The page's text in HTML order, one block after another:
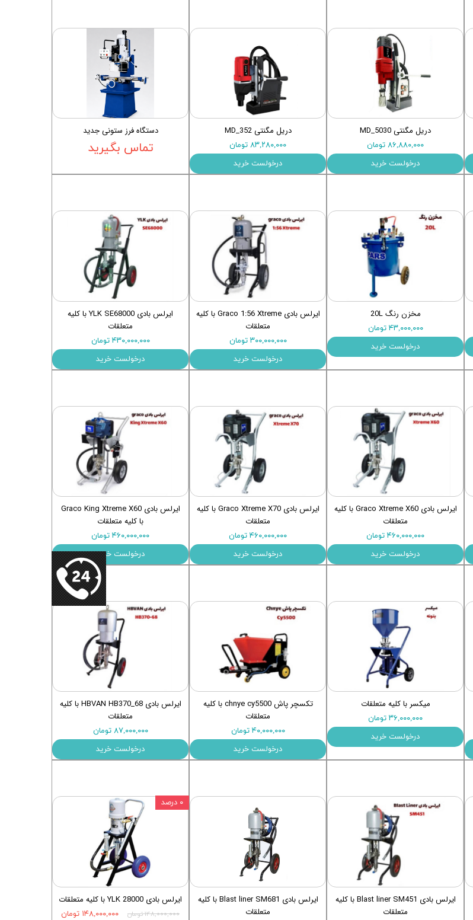
دریل مگنتی MD_5030
۸۶,۸۸۰,۰۰۰ تومان
درخولست خرید
دریل مگنتی MD_352
۸۳,۲۸۰,۰۰۰ تومان
درخولست خرید
دستگاه فرز ستونی جدید
تماس بگیرید
مخزن رنگ 20L
۴۳,۰۰۰,۰۰۰ تومان
درخولست خرید
ایرلس بادی Graco 1:56 Xtreme با کلیه
متعلقات
۳۰۰,۰۰۰,۰۰۰ تومان
درخولست خرید
ایرلس بادی YLK SE68000 با کلیه
متعلقات
۴۳۰,۰۰۰,۰۰۰ تومان
درخولست خرید
ایرلس بادی Graco Xtreme X60 با کلیه
متعلقات
۴۶۰,۰۰۰,۰۰۰ تومان
درخولست خرید
ایرلس بادی Graco Xtreme X70 با کلیه
متعلقات
۴۶۰,۰۰۰,۰۰۰ تومان
درخولست خرید
ایرلس بادی Graco King Xtreme X60
با کلیه متعلقات
۴۶۰,۰۰۰,۰۰۰ تومان
درخولست خرید
میکسر با کلیه متعلقات
۳۶,۰۰۰,۰۰۰ تومان
درخولست خرید
تکسچر پاش chnye cy5500 با کلیه
متعلقات
۴۰,۰۰۰,۰۰۰ تومان
درخولست خرید
ایرلس بادی HBVAN HB370_68 با کلیه
متعلقات
۸۷,۰۰۰,۰۰۰ تومان
درخولست خرید
ایرلس بادی Blast liner SM451 با کلیه
متعلقات
ایرلس بادی Blast liner SM681 با کلیه
متعلقات
ایرلس بادی YLK 28000 با کلیه متعلقات
۱۴۸,۰۰۰,۰۰۰ تومان
۱۴۸,۰۰۰,۰۰۰ تومان
۰ درصد